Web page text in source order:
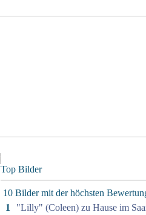
Top Bilder
10 Bilder mit der höchsten
1
"Lilly" (Coleen) zu Hause im